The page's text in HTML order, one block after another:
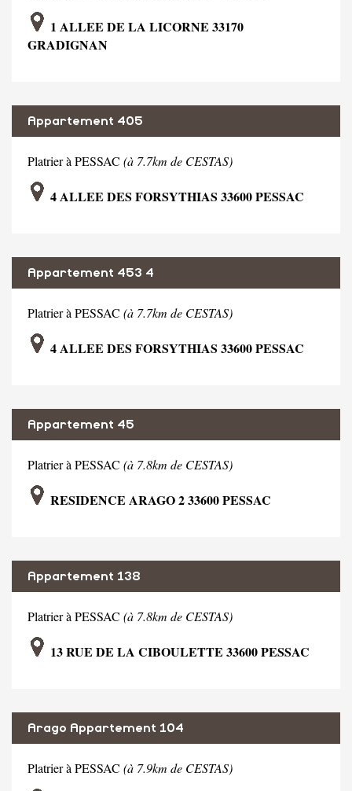
1 ALLEE DE LA LICORNE 33170
GRADIGNAN
Appartement 405
Platrier à PESSAC (à 7.7km de CESTAS)
4 ALLEE DES FORSYTHIAS 33600 PESSAC
Appartement 453 4
Platrier à PESSAC (à 7.7km de CESTAS)
4 ALLEE DES FORSYTHIAS 33600 PESSAC
Appartement 45
Platrier à PESSAC (à 7.8km de CESTAS)
RESIDENCE ARAGO 2 33600 PESSAC
Appartement 138
Platrier à PESSAC (à 7.8km de CESTAS)
13 RUE DE LA CIBOULETTE 33600 PESSAC
Arago Appartement 104
Platrier à PESSAC (à 7.9km de CESTAS)